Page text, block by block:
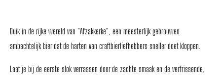
Duik in de rijke wereld van "Afzakkerke", een meesterlijk gebrouwen
ambachtelijk bier dat de harten van craftbierliefhebbers sneller doet kloppen.
Laat je bij de eerste slok verrassen door de zachte smaak en de verfrissende,